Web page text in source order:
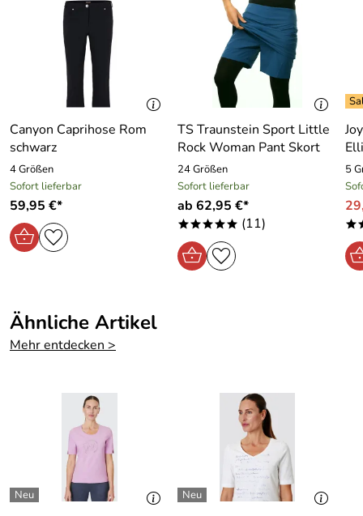
Details zum Regatta Shirt Nolana:
- Coolweave-Hybridgewebe
- Material: 95 % Rayon, 5 % Elasthan
- vielseitiges Styling durch verstellbare Ärmel
- Knopfdetail im Nacken
- Maschinenwäsche
- kleine Seitenschlitze am Saum
- Farbe: schwarz
Geschlecht:
Maschinenwäsc
he:
ja
Material: 95 % Rayon, 5 % Elasthan
Canyon Caprihose Rom
schwarz
4 Größen
Sofort lieferbar
59,95 €*
TS Traunstein Sport Little
Rock Woman Pant Skort
24 Größen
Sofort lieferbar
ab 62,95 €*
***** (11)
5
Ähnliche Artikel
Mehr entdecken >